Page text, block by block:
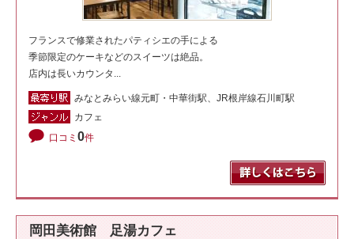
フランスで修業されたパティシエの手による
季節限定のケーキなどのスイーツは絶品。
店内は長いカウンタ...
みなとみらい線元町・中華街駅、JR根岸線石川町駅
カフェ
口コミ 0件
岡田美術館 足湯カフェ